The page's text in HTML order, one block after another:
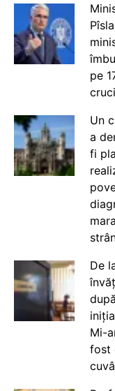
pe
Un
a
fi
De
Mi-
fost